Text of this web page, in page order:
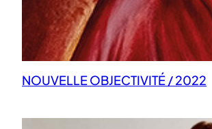
NOUVELLE OBJECTIVITÉ / 2022